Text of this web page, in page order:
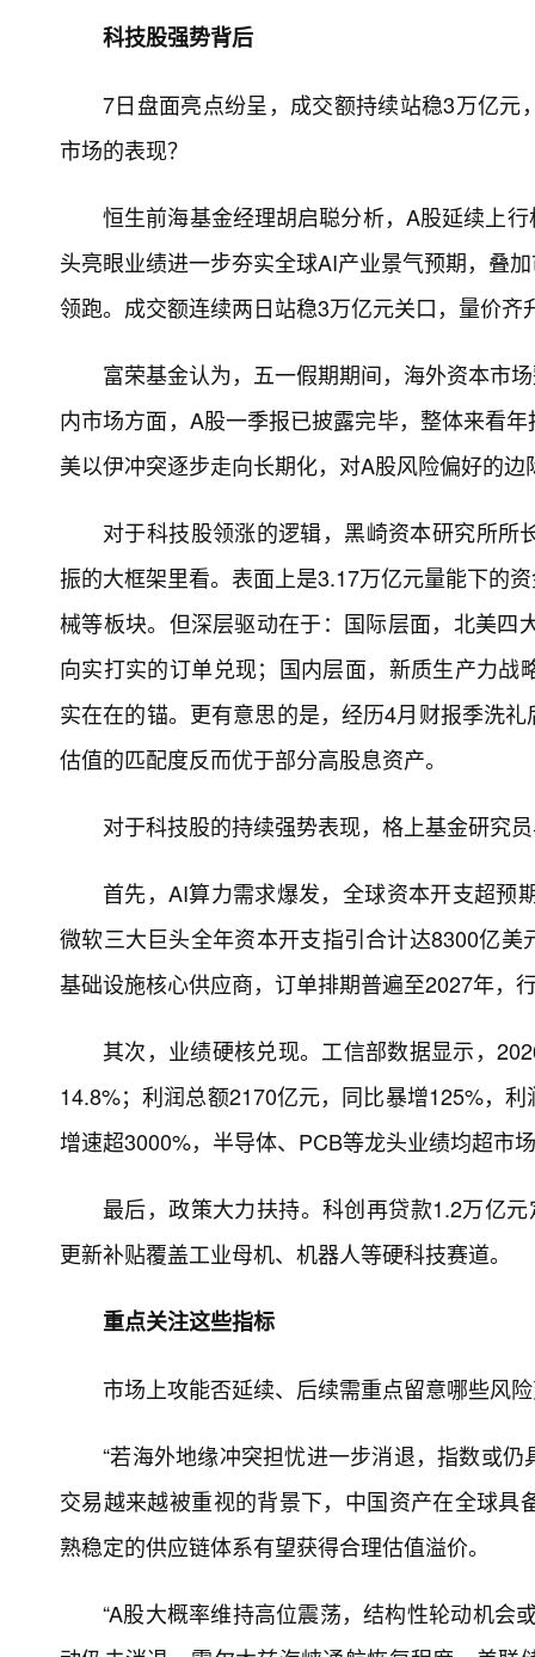
科技股强势背后
7日盘面亮点纷呈，成交额持续站稳3万亿
市场的表现？
恒生前海基金经理胡启聪分析，A股延续上
头亮眼业绩进一步夯实全球AI产业景气预期，叠
领跑。成交额连续两日站稳3万亿元关口，量价
富荣基金认为，五一假期期间，海外资本市
内市场方面，A股一季报已披露完毕，整体来看
美以伊冲突逐步走向长期化，对A股风险偏好的
对于科技股领涨的逻辑，黑崎资本研究所
振的大框架里看。表面上是3.17万亿元量能下的
械等板块。但深层驱动在于：国际层面，北美
向实打实的订单兑现；国内层面，新质生产力
实在在的锚。更有意思的是，经历4月财报季洗
估值的匹配度反而优于部分高股息资产。
对于科技股的持续强势表现，格上基金研究
首先，AI算力需求爆发，全球资本开支超预
微软三大巨头全年资本开支指引合计达8300亿
基础设施核心供应商，订单排期普遍至2027年，
其次，业绩硬核兑现。工信部数据显示，
14.8%；利润总额2170亿元，同比暴增125%，
增速超3000%，半导体、PCB等龙头业绩均超市
最后，政策大力扶持。科创再贷款1.2万亿
更新补贴覆盖工业母机、机器人等硬科技赛道。
重点关注这些指标
市场上攻能否延续、后续需重点留意哪些风
“若海外地缘冲突担忧进一步消退，指数或
交易越来越被重视的背景下，中国资产在全球
熟稳定的供应链体系有望获得合理估值溢价。
“A股大概率维持高位震荡，结构性轮动机会